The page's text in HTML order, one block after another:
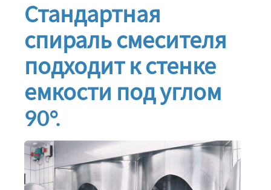
Стандартная
спираль смесителя
подходит к стенке
емкости под углом
90°.